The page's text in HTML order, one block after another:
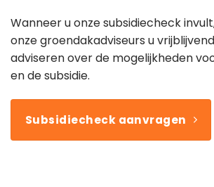
Wanneer u onze subsidiecheck
onze groendakadviseurs u
adviseren over de mogelijkheden
en de subsidie.
Subsidiecheck aanvragen